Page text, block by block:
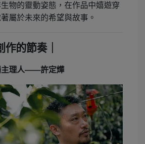
物的靈動姿態，在作品中嬉遊穿
屬於未來的希望與故事。
作的節奏｜
主理人——許定燁